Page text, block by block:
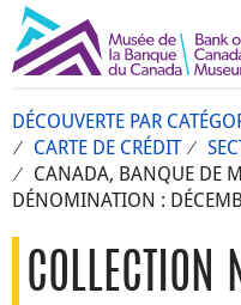
DÉCOUVERTE PAR
CARTE DE CRÉDIT
CANADA, BANQUE DE
DÉNOMINATION :
COLLECTION